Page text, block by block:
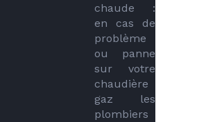
chaude :
en cas de
problème
ou panne
sur votre
chaudière
gaz les
plombiers